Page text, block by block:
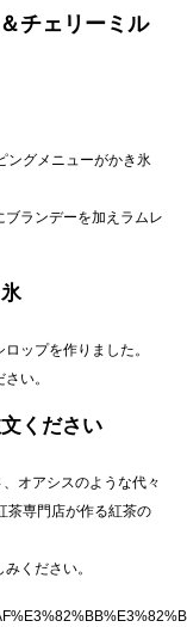
チェリーミル
ングメニューがかき氷
ランデーを加えラムレ
ップを作りました。
い。
ください
オアシスのような代々
茶専門店が作る紅茶の
ください。